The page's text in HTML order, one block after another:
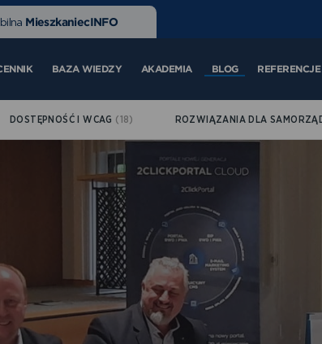
MieszkaniecINFO
BAZA WIEDZY AKADEMIA BLOG REFERENCJE
DOSTĘPNOŚĆ I WCAG (18) ROZWIĄZANIA DLA